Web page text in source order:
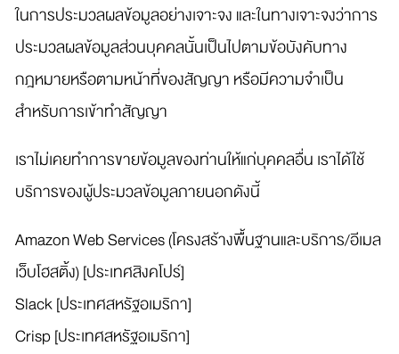
ในการประมวลผลข้อมูลอย่างเจาะจง และในทางเจาะจงว่าการ
ประมวลผลข้อมูลส่วนบุคคลนั้นเป็นไปตามข้อบังคับทาง
กฎหมายหรือตามหน้าที่ของสัญญา หรือมีความจำเป็น
สำหรับการเข้าทำสัญญา
เราไม่เคยทำการขายข้อมูลของท่านให้แก่บุคคลอื่น เราได้ใช้
บริการของผู้ประมวลข้อมูลภายนอกดังนี้
Amazon Web Services (โครงสร้างพื้นฐานและบริการ/อีเมล
เว็บโฮสติ้ง) [ประเทศสิงคโปร์]
Slack [ประเทศสหรัฐอเมริกา]
Crisp [ประเทศสหรัฐอเมริกา]